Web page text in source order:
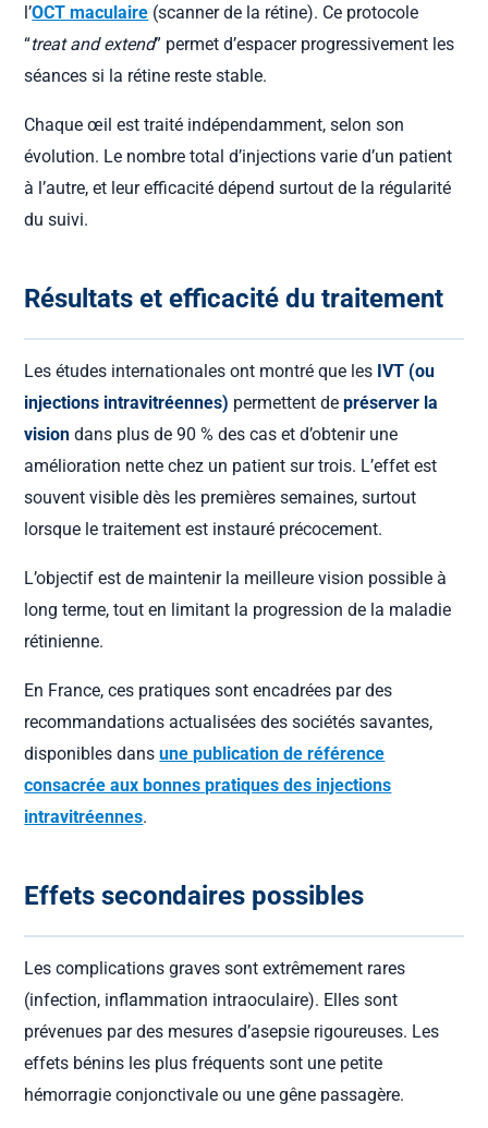
l’OCT maculaire (scanner de la rétine). Ce protocole
“treat and extend” permet d’espacer progressivement les
séances si la rétine reste stable.
Chaque œil est traité indépendamment, selon son
évolution. Le nombre total d’injections varie d’un patient
à l’autre, et leur efficacité dépend surtout de la régularité
du suivi.
Résultats et efficacité du traitement
Les études internationales ont montré que les IVT (ou
injections intravitréennes) permettent depréserver la
vision dans plus de 90 % des cas et d’obtenir une
amélioration nette chez un patient sur trois. L’effet est
souvent visible dès les premières semaines, surtout
lorsque le traitement est instauré précocement.
L’objectif est de maintenir la meilleure vision possible à
long terme, tout en limitant la progression de la maladie
rétinienne.
En France, ces pratiques sont encadrées par des
recommandations actualisées des sociétés savantes,
disponibles dansune publication de référence
consacrée aux bonnes pratiques des injections
intravitréennes.
Effets secondaires possibles
Les complications graves sont extrêmement rares
(infection, inflammation intraoculaire). Elles sont
prévenues par des mesures d’asepsie rigoureuses. Les
effets bénins les plus fréquents sont une petite
hémorragie conjonctivale ou une gêne passagère.